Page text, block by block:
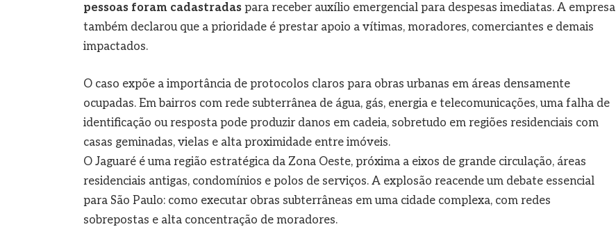
pessoas foram cadastradaspara receber auxílio emergencial para despesas imediatas. A empresa
também declarou que a prioridade é prestar apoio a vítimas, moradores, comerciantes e demais
impactados.
O caso expõe a importância de protocolos claros para obras urbanas em áreas densamente
ocupadas. Em bairros com rede subterrânea de água, gás, energia e telecomunicações, uma falha de
identificação ou resposta pode produzir danos em cadeia, sobretudo em regiões residenciais com
casas geminadas, vielas e alta proximidade entre imóveis.
O Jaguaré é uma região estratégica da Zona Oeste, próxima a eixos de grande circulação, áreas
residenciais antigas, condomínios e polos de serviços. A explosão reacende um debate essencial
para São Paulo: como executar obras subterrâneas em uma cidade complexa, com redes
sobrepostas e alta concentração de moradores.